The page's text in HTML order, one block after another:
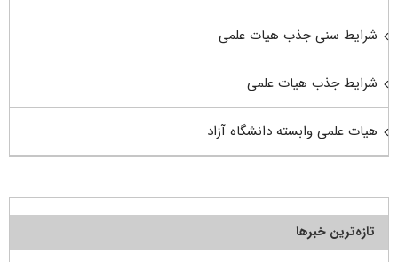
شرایط سنی جذب هیات علمی
شرایط جذب هیات علمی
هیات علمی وابسته دانشگاه آزاد
تازه‌ترین خبرها